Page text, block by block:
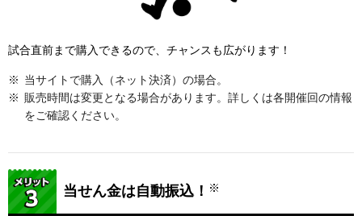
試合直前まで購入できるので、チャンスも広がります！
当サイトで購入（ネット決済）の場合。
販売時間は変更となる場合があります。詳しくは各開催回の情報
をご確認ください。
当せん金は自動振込！ ※